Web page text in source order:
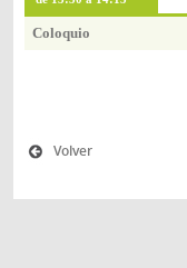
Coloquio
Volver